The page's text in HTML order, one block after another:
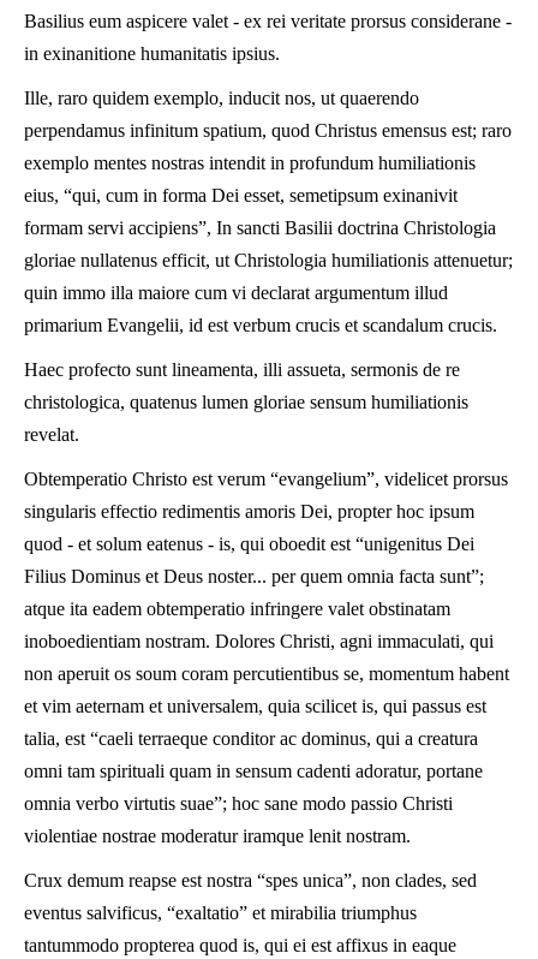
Basilius eum aspicere valet - ex rei veritate prorsus considerane -
in exinanitione humanitatis ipsius.
Ille, raro quidem exemplo, inducit nos, ut quaerendo
perpendamus infinitum spatium, quod Christus emensus est; raro
exemplo mentes nostras intendit in profundum humiliationis
eius, “qui, cum in forma Dei esset, semetipsum exinanivit
formam servi accipiens”, In sancti Basilii doctrina Christologia
gloriae nullatenus efficit, ut Christologia humiliationis attenuetur;
quin immo illa maiore cum vi declarat argumentum illud
primarium Evangelii, id est verbum crucis et scandalum crucis.
Haec profecto sunt lineamenta, illi assueta, sermonis de re
christologica, quatenus lumen gloriae sensum humiliationis
revelat.
Obtemperatio Christo est verum “evangelium”, videlicet prorsus
singularis effectio redimentis amoris Dei, propter hoc ipsum
quod - et solum eatenus - is, qui oboedit est “unigenitus Dei
Filius Dominus et Deus noster... per quem omnia facta sunt”;
atque ita eadem obtemperatio infringere valet obstinatam
inoboedientiam nostram. Dolores Christi, agni immaculati, qui
non aperuit os soum coram percutientibus se, momentum habent
et vim aeternam et universalem, quia scilicet is, qui passus est
talia, est “caeli terraeque conditor ac dominus, qui a creatura
omni tam spirituali quam in sensum cadenti adoratur, portane
omnia verbo virtutis suae”; hoc sane modo passio Christi
violentiae nostrae moderatur iramque lenit nostram.
Crux demum reapse est nostra “spes unica”, non clades, sed
eventus salvificus, “exaltatio” et mirabilia triumphus
tantummodo propterea quod is, qui ei est affixus in eaque